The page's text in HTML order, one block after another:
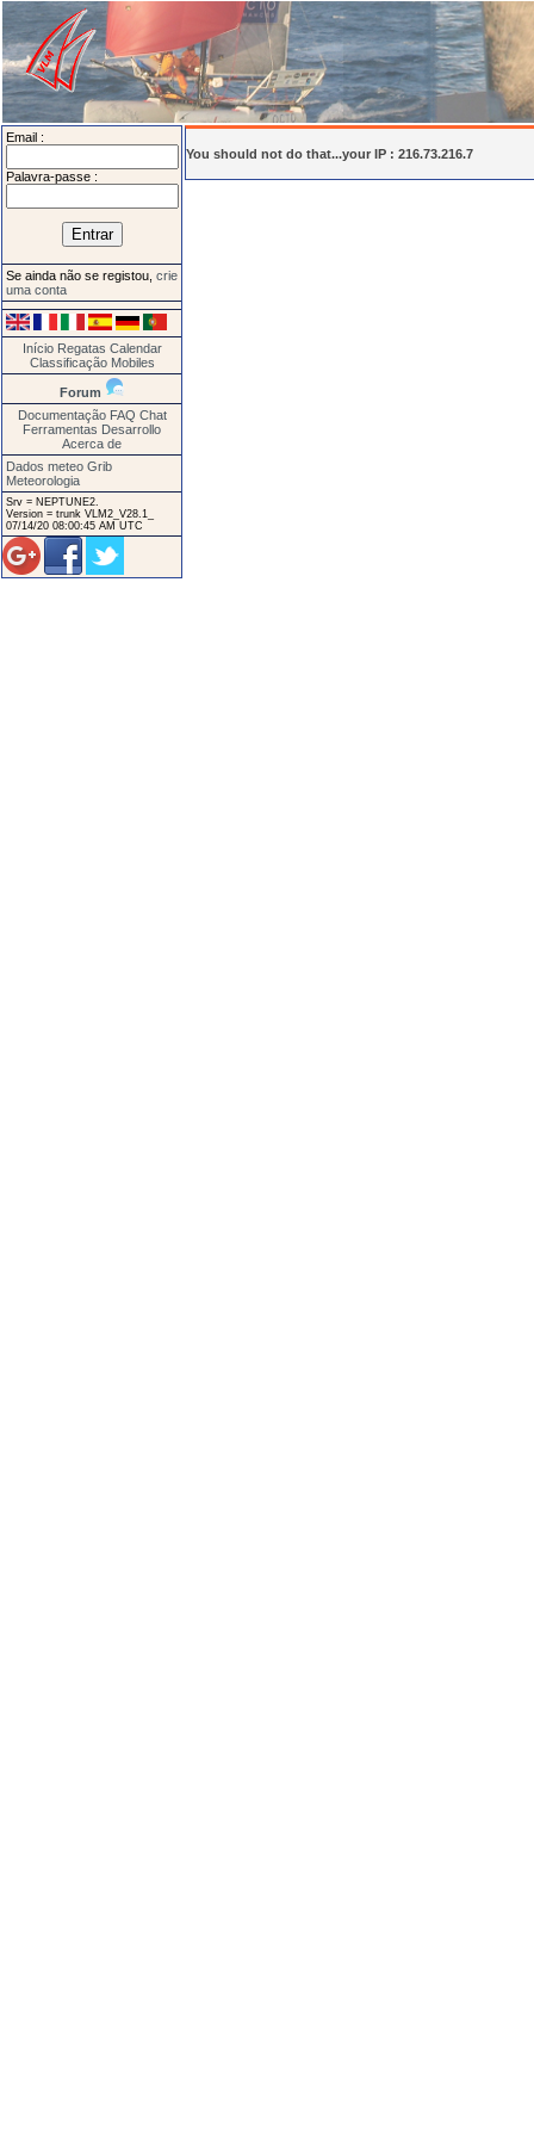
Email :
Palavra-passe :
Se ainda não se registou, crie
uma conta
Início Regatas Calendar
Classificação Mobiles
Forum
Documentação FAQ Chat
Ferramentas Desarrollo
Acerca de
Dados meteo Grib
Meteorologia
Srv = NEPTUNE2.
Version = trunk VLM2_V28.1_
07/14/20 08:00:45 AM UTC
You should not do that...your IP : 216.73.216.7